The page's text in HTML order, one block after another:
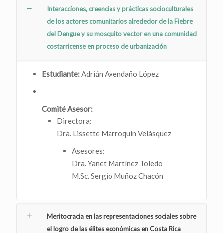
Interacciones, creencias y prácticas socioculturales
de los actores comunitarios alrededor de la Fiebre
del Dengue y su mosquito vector en una comunidad
costarricense en proceso de urbanización
Estudiante:Adrián Avendaño López
Comité Asesor:
Directora:
Dra. Lissette Marroquín Velásquez
Asesores:
Dra. Yanet Martínez Toledo
M.Sc. Sergio Muñoz Chacón
Meritocracia en las representaciones sociales sobre
el logro de las élites económicas en Costa Rica